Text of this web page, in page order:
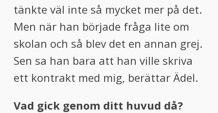
tänkte väl inte så mycket mer på det.
Men när han började fråga lite om
skolan och så blev det en annan grej.
Sen sa han bara att han ville skriva
ett kontrakt med mig, berättar Ädel.
Vad gick genom ditt huvud då?